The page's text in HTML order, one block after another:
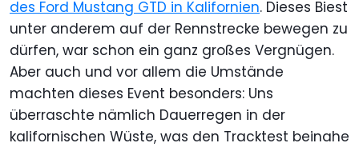
des Ford Mustang GTD in Kalifornien. Dieses Biest
unter anderem auf der Rennstrecke bewegen zu
dürfen, war schon ein ganz großes Vergnügen.
Aber auch und vor allem die Umstände
machten dieses Event besonders: Uns
überraschte nämlich Dauerregen in der
kalifornischen Wüste, was den Tracktest beinahe